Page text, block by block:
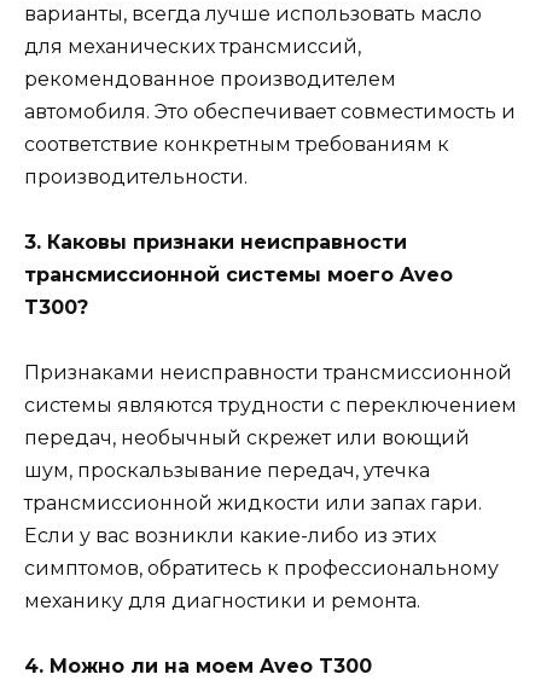
варианты, всегда лучше использовать масло
для механических трансмиссий,
рекомендованное производителем
автомобиля. Это обеспечивает совместимость и
соответствие конкретным требованиям к
производительности.
3. Каковы признаки неисправности
трансмиссионной системы моего Aveo
T300?
Признаками неисправности трансмиссионной
системы являются трудности с переключением
передач, необычный скрежет или воющий
шум, проскальзывание передач, утечка
трансмиссионной жидкости или запах гари.
Если у вас возникли какие-либо из этих
симптомов, обратитесь к профессиональному
механику для диагностики и ремонта.
4. Можно ли на моем Aveo T300